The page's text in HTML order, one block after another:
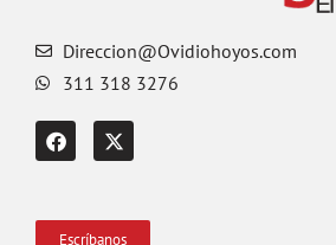
Direccion@Ovidiohoyos.com
311 318 3276
Escríbanos